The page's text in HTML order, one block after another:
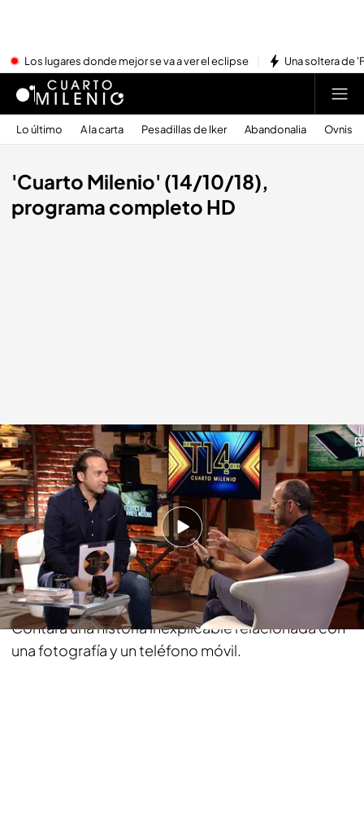
Los lugares donde mejor se va a ver el eclipse Una soltera de
Lo último A la carta Pesadillas de Iker Abandonalia Ovnis
'Cuarto Milenio' (14/10/18),
programa completo HD
cuatro.com
15 OCT 2018 - 01:50h.
Compartir
Rafael Santandreu es un reconocido psicólogo
que se declara escéptico en materia paranormal.
Contará una historia inexplicable relacionada con
una fotografía y un teléfono móvil.